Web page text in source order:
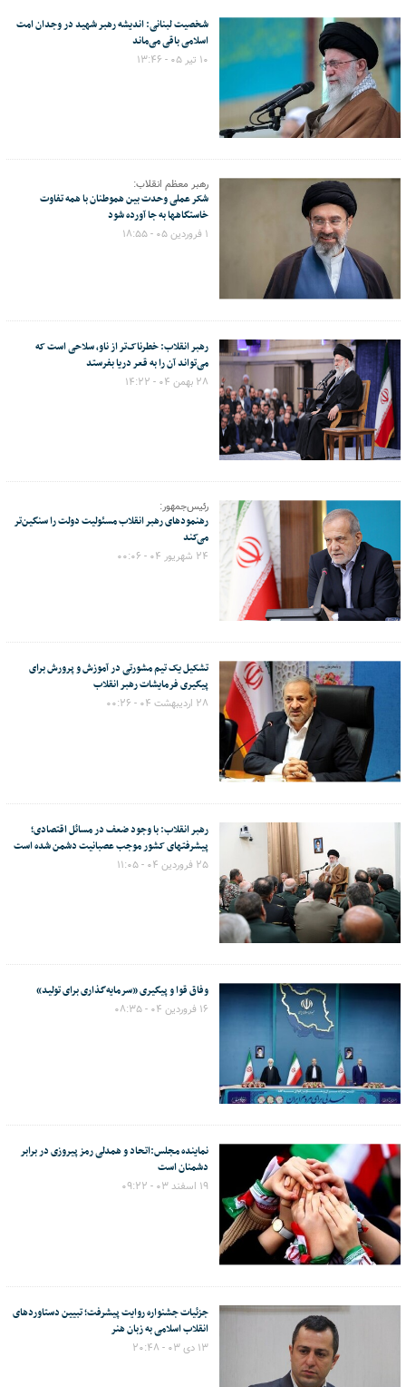
شخصیت لبنانی: اندیشه رهبر شهید در وجدان امت
اسلامی باقی می‌ماند
۱۰ تیر ۰۵ - ۱۳:۴۶
رهبر معظم انقلاب:
شکر عملی وحدت بین هموطنان با همه تفاوت
خاستگاهها به جا آورده شود
۱ فروردین ۰۵ - ۱۸:۵۵
رهبر انقلاب: خطرناک‌تر از ناو، سلاحی است که
می‌تواند آن را به قعر دریا بفرستد
۲۸ بهمن ۰۴ - ۱۴:۲۲
رئیس‌جمهور:
رهنمودهای رهبر انقلاب مسئولیت دولت را سنگین‌تر
می‌کند
۲۴ شهریور ۰۴ - ۰۰:۰۶
تشکیل یک تیم مشورتی در آموزش و پرورش برای
پیگیری فرمایشات رهبر انقلاب
۲۸ اردیبهشت ۰۴ - ۰۰:۲۶
رهبر انقلاب: با وجود ضعف در مسائل اقتصادی؛
پیشرفتهای کشور موجب عصبانیت دشمن شده است
۲۵ فروردین ۰۴ - ۱۱:۰۵
وفاق قوا و پیگیری «سرمایه‌گذاری برای تولید»
۱۶ فروردین ۰۴ - ۰۸:۳۵
نماینده مجلس:اتحاد و همدلی رمز پیروزی در برابر
دشمنان است
۱۹ اسفند ۰۳ - ۰۹:۲۲
جزئیات جشنواره روایت پیشرفت؛ تبیین دستاوردهای
انقلاب اسلامی به زبان هنر
۱۳ دی ۰۳ - ۲۰:۴۸